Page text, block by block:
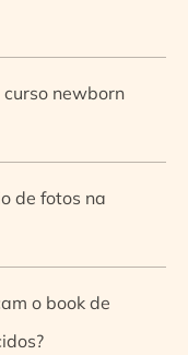
curso newborn
de fotos na
o book de